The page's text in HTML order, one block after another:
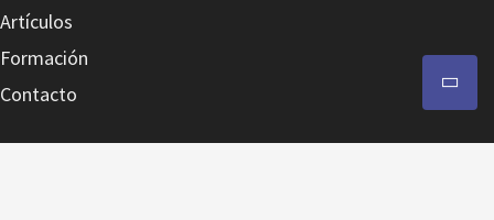
Artículos
Formación
Contacto